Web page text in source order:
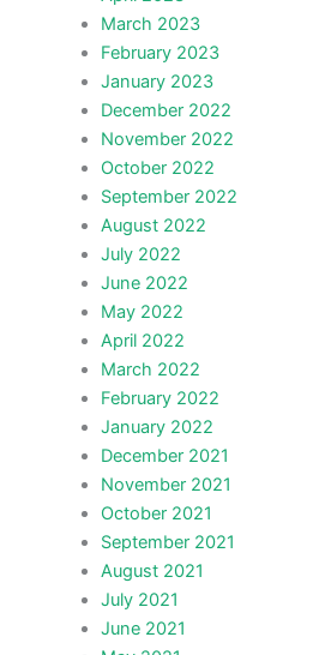
March 2023
February 2023
January 2023
December 2022
November 2022
October 2022
September 2022
August 2022
July 2022
June 2022
May 2022
April 2022
March 2022
February 2022
January 2022
December 2021
November 2021
October 2021
September 2021
August 2021
July 2021
June 2021